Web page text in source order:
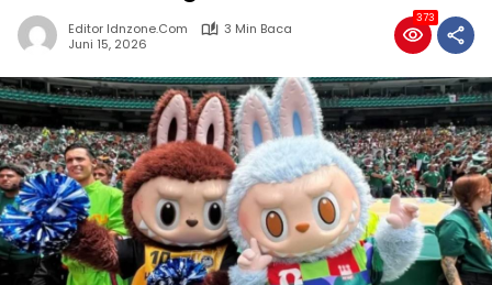
Editor Idnzone.com
3 Min Baca
Juni 15, 2026
373